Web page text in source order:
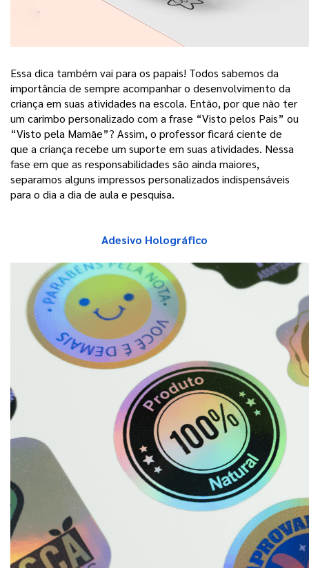
Essa dica também vai para os papais! Todos sabemos da
importância de sempre acompanhar o desenvolvimento da
criança em suas atividades na escola. Então, por que não ter
um carimbo personalizado com a frase “Visto pelos Pais” ou
“Visto pela Mamãe”? Assim, o professor ficará ciente de
que a criança recebe um suporte em suas atividades. Nessa
fase em que as responsabilidades são ainda maiores,
separamos alguns impressos personalizados indispensáveis
para o dia a dia de aula e pesquisa.
Adesivo Holográfico